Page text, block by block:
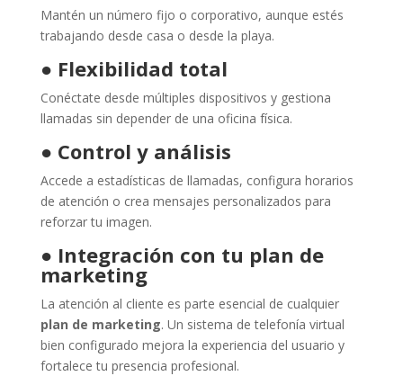
Mantén un número fijo o corporativo, aunque estés
trabajando desde casa o desde la playa.
● Flexibilidad total
Conéctate desde múltiples dispositivos y gestiona
llamadas sin depender de una oficina física.
● Control y análisis
Accede a estadísticas de llamadas, configura horarios
de atención o crea mensajes personalizados para
reforzar tu imagen.
● Integración con tu plan de
marketing
La atención al cliente es parte esencial de cualquier
plan de marketing. Un sistema de telefonía virtual
bien configurado mejora la experiencia del usuario y
fortalece tu presencia profesional.